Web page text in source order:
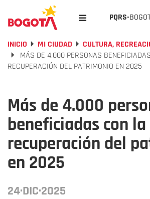
PQRS-
INICIO MI CIUDAD
CULTURA,
MÁS DE 4.000 PERSONAS
RECUPERACIÓN DEL PATRIMONIO EN 2025
Más de 4.000
beneficiadas con la
recuperación del
en 2025
24·DIC·2025